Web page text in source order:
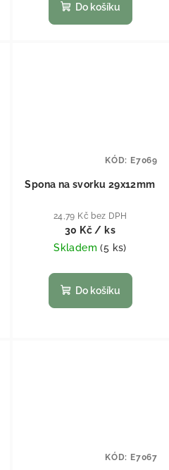
Do košíku
Spona na svorku 29x12mm
24,79 Kč bez DPH
30 Kč / ks
Skladem(5 ks)
Do košíku
KÓD: E7069
KÓD: E7067